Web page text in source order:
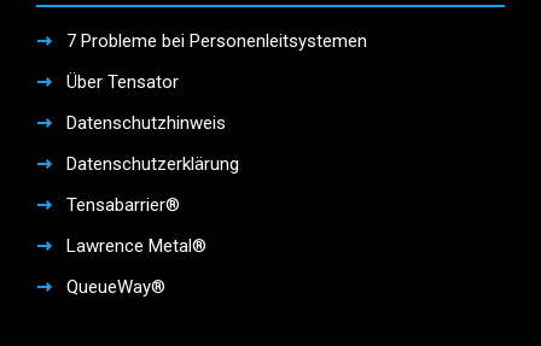
7 Probleme bei Personenleitsystemen
Über Tensator
Datenschutzhinweis
Datenschutzerklärung
Tensabarrier®
Lawrence Metal®
QueueWay®